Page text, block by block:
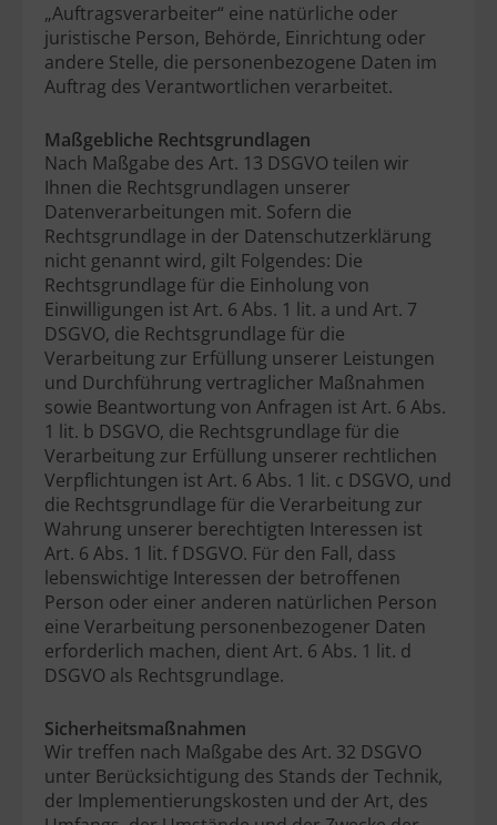
„Auftragsverarbeiter“ eine natürliche oder
juristische Person, Behörde, Einrichtung oder
andere Stelle, die personenbezogene Daten im
Auftrag des Verantwortlichen verarbeitet.
Maßgebliche Rechtsgrundlagen
Nach Maßgabe des Art. 13 DSGVO teilen wir
Ihnen die Rechtsgrundlagen unserer
Datenverarbeitungen mit. Sofern die
Rechtsgrundlage in der Datenschutzerklärung
nicht genannt wird, gilt Folgendes: Die
Rechtsgrundlage für die Einholung von
Einwilligungen ist Art. 6 Abs. 1 lit. a und Art. 7
DSGVO, die Rechtsgrundlage für die
Verarbeitung zur Erfüllung unserer Leistungen
und Durchführung vertraglicher Maßnahmen
sowie Beantwortung von Anfragen ist Art. 6 Abs.
1 lit. b DSGVO, die Rechtsgrundlage für die
Verarbeitung zur Erfüllung unserer rechtlichen
Verpflichtungen ist Art. 6 Abs. 1 lit. c DSGVO, und
die Rechtsgrundlage für die Verarbeitung zur
Wahrung unserer berechtigten Interessen ist
Art. 6 Abs. 1 lit. f DSGVO. Für den Fall, dass
lebenswichtige Interessen der betroffenen
Person oder einer anderen natürlichen Person
eine Verarbeitung personenbezogener Daten
erforderlich machen, dient Art. 6 Abs. 1 lit. d
DSGVO als Rechtsgrundlage.
Sicherheitsmaßnahmen
Wir treffen nach Maßgabe des Art. 32 DSGVO
unter Berücksichtigung des Stands der Technik,
der Implementierungskosten und der Art, des